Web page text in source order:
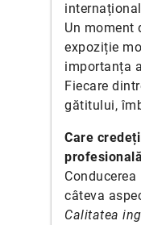
Un moment
expoziție
importanța
Fiecare
gătitului,
Care
câteva
Calitatea